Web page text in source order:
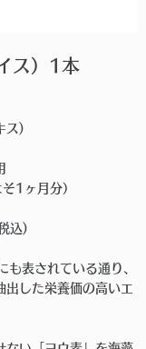
ス）1本
ス)
1ヶ月分）
込)
表されている通り、
出した栄養価の高いエ